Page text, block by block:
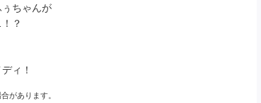
ちゃんが
？
ィ！
があります。